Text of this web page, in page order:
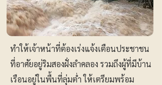
ทำให้เจ้าหน้าที่ต้องเร่งแจ้งเตือนประชาชน
ที่อาศัยอยู่ริมสองฝั่งลำคลอง รวมถึงผู้ที่มีบ้าน
เรือนอยู่ในพื้นที่ลุ่มต่ำ ให้เตรียมพร้อม